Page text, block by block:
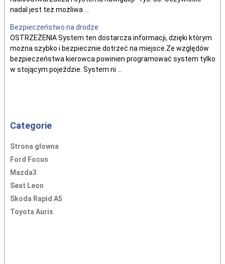
nadal jest też możliwa ...
Bezpieczeństwo na drodze
OSTRZEŻENIA System ten dostarcza informacji, dzięki którym
można szybko i bezpiecznie dotrzeć na miejsce.Ze względów
bezpieczeństwa kierowca powinien programować system tylko
w stojącym pojeździe. System ni ...
Categorie
Strona glowna
Ford Focus
Mazda3
Seat Leon
Skoda Rapid A5
Toyota Auris